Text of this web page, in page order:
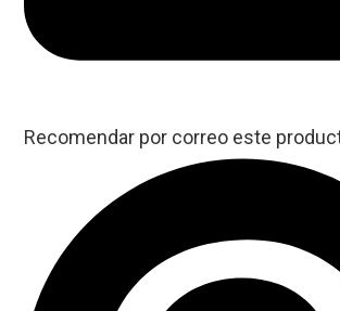
Recomendar por correo este